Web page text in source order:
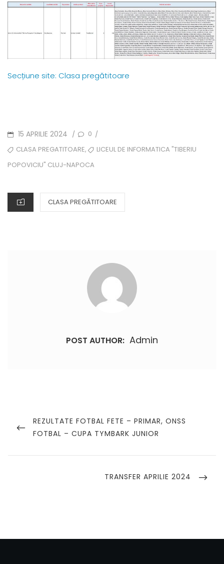
Secțiune site: Clasa pregătitoare
POSTED
ON
15 APRILIE 2024 / 0 /
TAGSCLASA PREGATITOARE,
LICEUL DE INFORMATICA "TIBERIU
POPOVICIU" CLUJ-NAPOCA
CATEGORIES
CLASA PREGĂTITOARE
POST AUTHOR: Admin
articole
PREVIOUS
POST
REZULTATE FOTBAL FETE – PRIMAR, ONSS
FOTBAL – CUPA TYMBARK JUNIOR
NEXT
TRANSFER APRILIE 2024